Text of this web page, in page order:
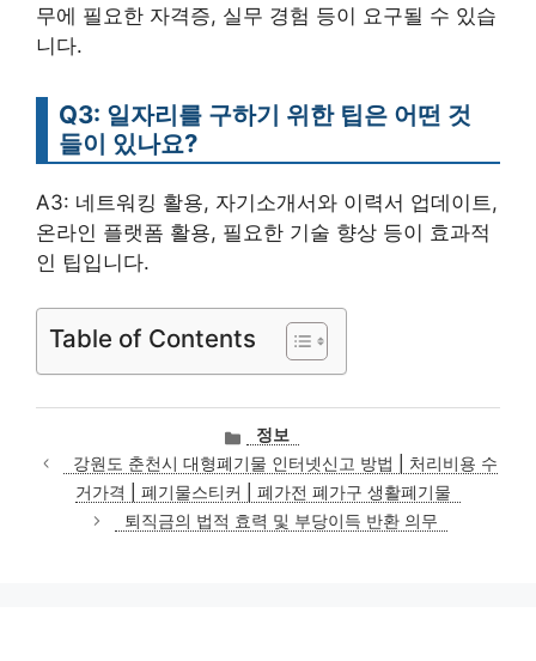
무에 필요한 자격증, 실무 경험 등이 요구될 수 있습
니다.
Q3: 일자리를 구하기 위한 팁은 어떤 것
들이 있나요?
A3: 네트워킹 활용, 자기소개서와 이력서 업데이트,
온라인 플랫폼 활용, 필요한 기술 향상 등이 효과적
인 팁입니다.
Table of Contents
카
테
고
리
정보
강원도 춘천시 대형폐기물 인터넷신고 방법 | 처리비용 수
거가격 | 폐기물스티커 | 폐가전 폐가구 생활폐기물
퇴직금의 법적 효력 및 부당이득 반환 의무